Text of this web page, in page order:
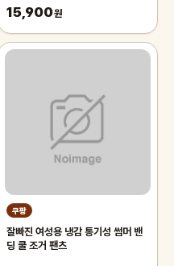
15,900원
쿠팡
잘빠진 여성용 냉감 통기성 썸머 밴
딩 쿨 조거 팬츠